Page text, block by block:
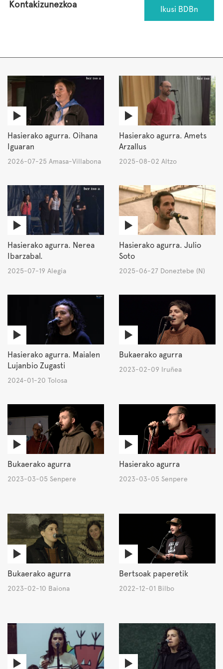
Kontakizunezkoa
Ikusi BDBn
Hasierako agurra. Oihana
Iguaran
2026-07-25 Amasa-Villabona
Hasierako agurra. Amets
Arzallus
2025-08-02 Altzo
Hasierako agurra. Nerea
Ibarzabal.
2025-07-19 Alegia
Hasierako agurra. Julio
Soto
2025-06-27 Doneztebe (N)
Hasierako agurra. Maialen
Lujanbio Zugasti
2024-01-20 Tolosa
Bukaerako agurra
2023-02-09 Iruñea
Bukaerako agurra
2023-03-05 Senpere
Hasierako agurra
2023-03-05 Senpere
Bukaerako agurra
2023-02-10 Baiona
Bertsoak paperetik
2022-12-01 Bilbo